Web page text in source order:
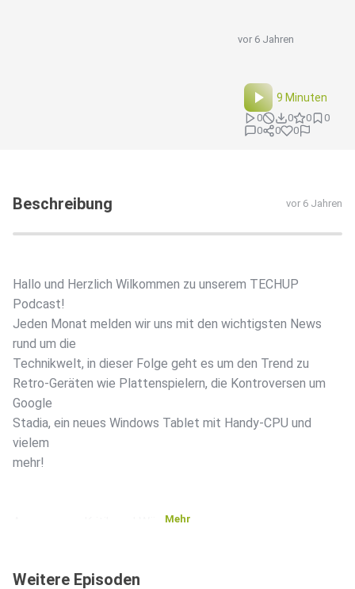
vor 6 Jahren
9 Minuten
0 0 0
0
0
0 0
Beschreibung vor 6 Jahren
Hallo und Herzlich Wilkommen zu unserem TECHUP
Podcast!
Jeden Monat melden wir uns mit den wichtigsten News
rund um die
Technikwelt, in dieser Folge geht es um den Trend zu
Retro-Geräten wie Plattenspielern, die Kontroversen um
Google
Stadia, ein neues Windows Tablet mit Handy-CPU und
vielem
mehr!
Anregungen, Kritik und Wünsche gerne an
Mehr
Weitere Episoden